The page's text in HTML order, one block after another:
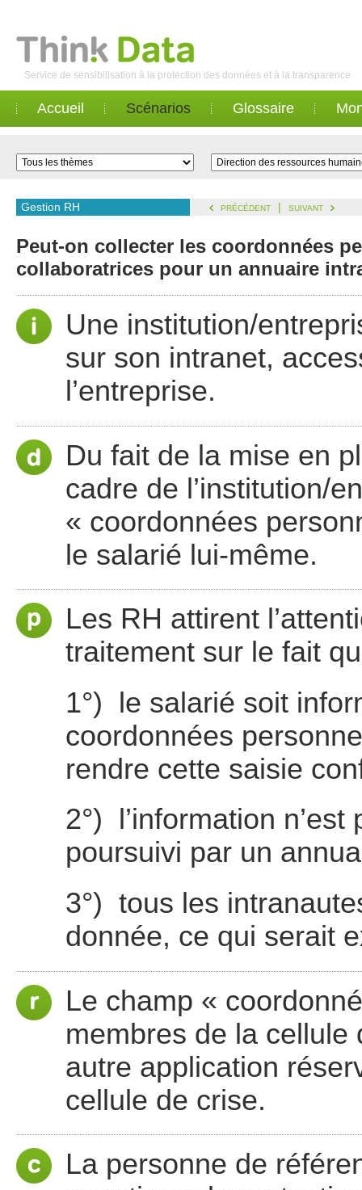
Service de sensibilisation à la protection des données et à la transparence
Accueil Scénarios Glossaire
Gestion RH PRÉCÉDENT | SUIVANT
Peut-on collecter les coordonnées
collaboratrices pour un annuaire
Une institution/
sur son intranet,
l’entreprise.
Du fait de la mise en
cadre de l’institution/
« coordonnées
le salarié lui-même.
Les RH attirent
traitement sur le fait
1°) le salarié soit
coordonnées
rendre cette saisie
2°) l’information
poursuivi par un
3°) tous les
donnée, ce qui serait
Le champ «
membres de la cellule
autre application
cellule de crise.
La personne de